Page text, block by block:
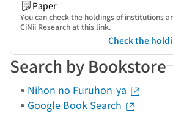
Paper
You can check the holdings of institutions
CiNii Research at this link.
Check the
Search by Bookstore
Nihon no Furuhon-ya
Google Book Search